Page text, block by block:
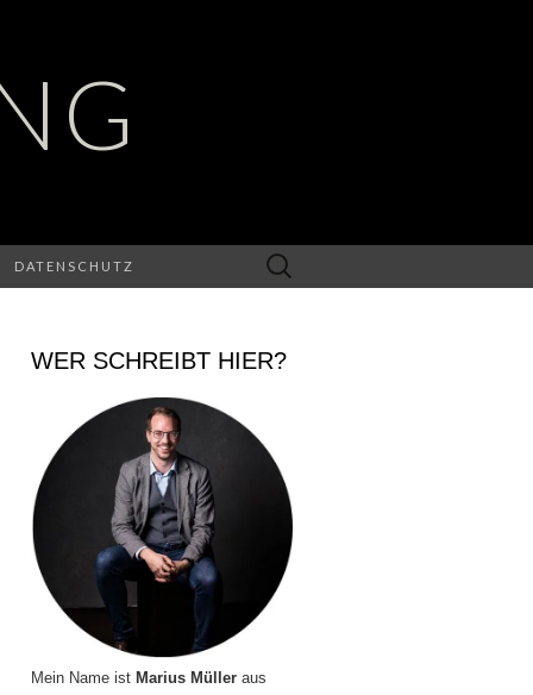
DATENSCHUTZ
Suchen
nach:
WER SCHREIBT HIER?
Mein Name ist Marius Müller aus